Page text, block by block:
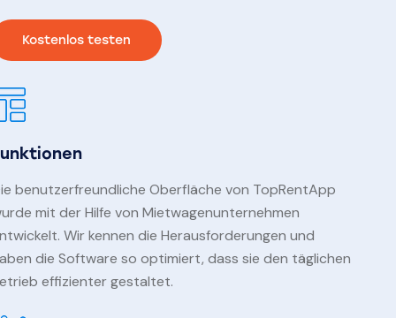
Kostenlos testen
benutzerfreundliche Oberfläche von TopRentApp
mit der Hilfe von Mietwagenunternehmen
Wir kennen die Herausforderungen und
die Software so optimiert, dass sie den täglichen
effizienter gestaltet.